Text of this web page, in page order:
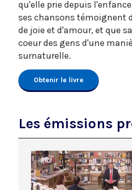
qu'elle prie depuis
ses chansons témoignent
de joie et d'amour, et que
coeur des gens d'une
surnaturelle.
Obtenir le livre
Les émissions